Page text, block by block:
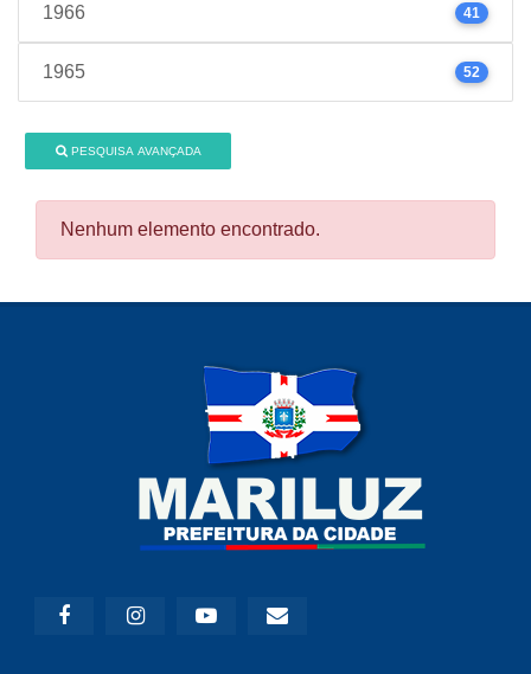
1966 41
1965 52
PESQUISA AVANÇADA
Nenhum elemento encontrado.